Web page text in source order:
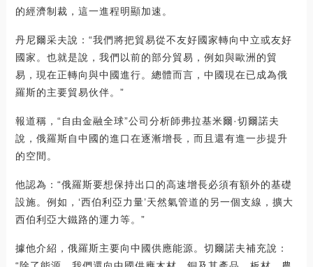
的經濟制裁，這一進程明顯加速。
丹尼爾采夫說：“我們將把貿易從不友好國家轉向中立或友好
國家。也就是說，我們以前的部分貿易，例如與歐洲的貿
易，現在正轉向與中國進行。總體而言，中國現在已成為俄
羅斯的主要貿易伙伴。”
報道稱，“自由金融全球”公司分析師弗拉基米爾·切爾諾夫
說，俄羅斯自中國的進口在逐漸增長，而且還有進一步提升
的空間。
他認為：“俄羅斯要想保持出口的高速增長必須有額外的基礎
設施。例如，‘西伯利亞力量’天然氣管道的另一個支線，擴大
西伯利亞大鐵路的運力等。”
據他介紹，俄羅斯主要向中國供應能源。切爾諾夫補充說：